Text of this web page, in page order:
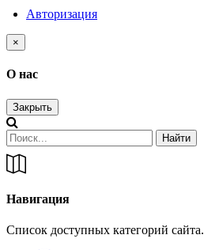
Авторизация
×
О нас
Закрыть
Навигация
Список доступных категорий сайта.